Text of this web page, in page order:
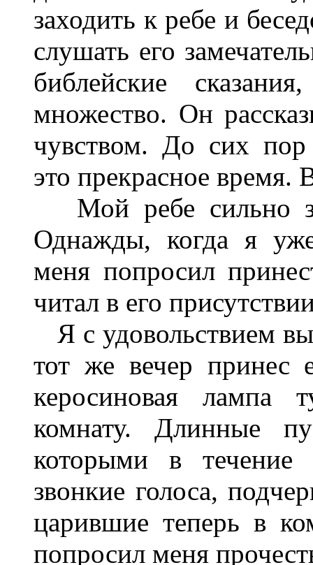
заходить к ребе и
слушать его
библейские
множество. Он
чувством. До сих пор
это прекрасное время.
Мой ребе сильно
Однажды, когда я
меня попросил
читал в его
Я с удовольствием
тот же вечер принес
керосиновая лампа
комнату. Длинные
которыми в течение
звонкие голоса,
царившие теперь в
попросил меня